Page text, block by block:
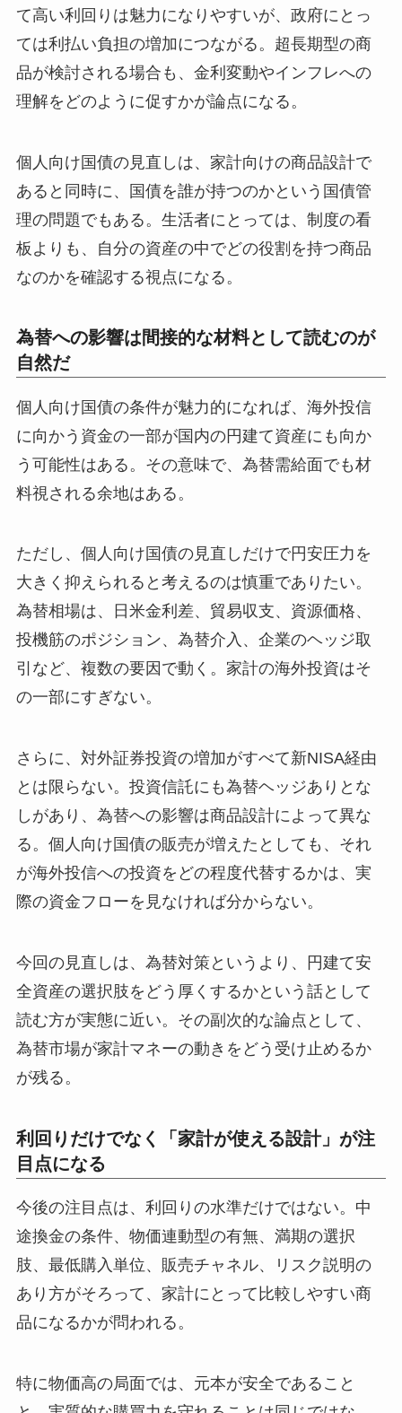
て高い利回りは魅力になりやすいが、政府にとっ
ては利払い負担の増加につながる。超長期型の商
品が検討される場合も、金利変動やインフレへの
理解をどのように促すかが論点になる。
個人向け国債の見直しは、家計向けの商品設計で
あると同時に、国債を誰が持つのかという国債管
理の問題でもある。生活者にとっては、制度の看
板よりも、自分の資産の中でどの役割を持つ商品
なのかを確認する視点になる。
為替への影響は間接的な材料として読むのが
自然だ
個人向け国債の条件が魅力的になれば、海外投信
に向かう資金の一部が国内の円建て資産にも向か
う可能性はある。その意味で、為替需給面でも材
料視される余地はある。
ただし、個人向け国債の見直しだけで円安圧力を
大きく抑えられると考えるのは慎重でありたい。
為替相場は、日米金利差、貿易収支、資源価格、
投機筋のポジション、為替介入、企業のヘッジ取
引など、複数の要因で動く。家計の海外投資はそ
の一部にすぎない。
さらに、対外証券投資の増加がすべて新NISA経由
とは限らない。投資信託にも為替ヘッジありとな
しがあり、為替への影響は商品設計によって異な
る。個人向け国債の販売が増えたとしても、それ
が海外投信への投資をどの程度代替するかは、実
際の資金フローを見なければ分からない。
今回の見直しは、為替対策というより、円建て安
全資産の選択肢をどう厚くするかという話として
読む方が実態に近い。その副次的な論点として、
為替市場が家計マネーの動きをどう受け止めるか
が残る。
利回りだけでなく「家計が使える設計」が注
目点になる
今後の注目点は、利回りの水準だけではない。中
途換金の条件、物価連動型の有無、満期の選択
肢、最低購入単位、販売チャネル、リスク説明の
あり方がそろって、家計にとって比較しやすい商
品になるかが問われる。
特に物価高の局面では、元本が安全であること